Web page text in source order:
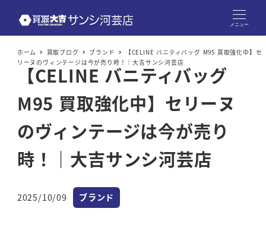
メニュー
ホーム 買取ブログ ブランド
【CELINE バニティバッグ M95 買取強化中】セ
リーヌのヴィンテージは今が売り時！｜大吉サンシ河芸店
【CELINE バニティバッグ
M95 買取強化中】セリーヌ
のヴィンテージは今が売り
時！｜大吉サンシ河芸店
投稿日
2025/10/09 カテゴリー
ブランド